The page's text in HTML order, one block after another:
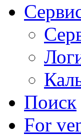
Поиск
For